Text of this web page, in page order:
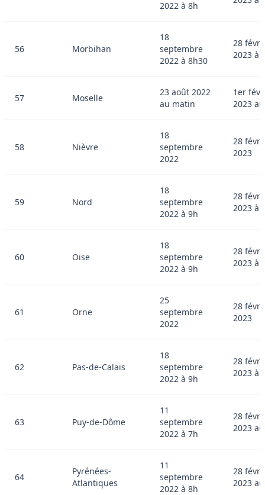
2022 à 8h
56 Morbihan
18
septembre
2022 à 8h30
28
2023 à
57 Moselle
23 août 2022
au matin
1er
2023
58 Nièvre
18
septembre
2022
28
2023
59 Nord
18
septembre
2022 à 9h
28
2023 à
60 Oise
18
septembre
2022 à 9h
28
2023 à
61 Orne
25
septembre
2022
28
2023
62 Pas-de-Calais
18
septembre
2022 à 9h
28
2023 à
63 Puy-de-Dôme
11
septembre
2022 à 7h
28
2023
64
Pyrénées-
Atlantiques
11
septembre
2022 à 8h
28
2023